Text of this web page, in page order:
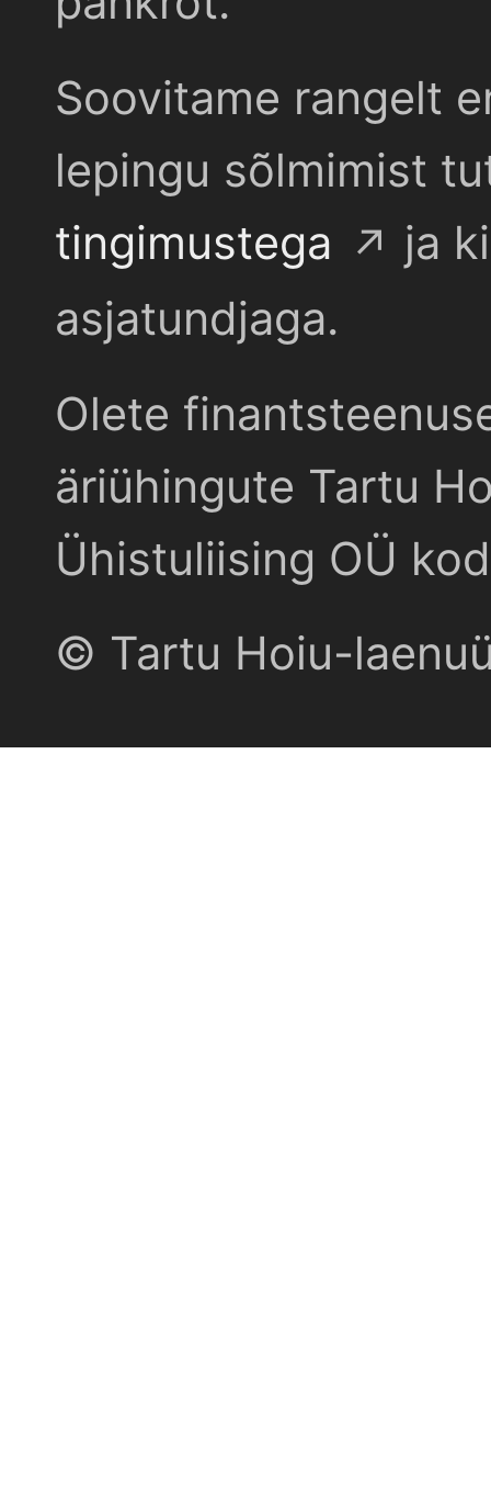
Soovitame rangelt
lepingu sõlmimist
tingimustega
ja
asjatundjaga.
Olete
äriühingute Tartu
Ühistuliising OÜ
© Tartu Hoiu-